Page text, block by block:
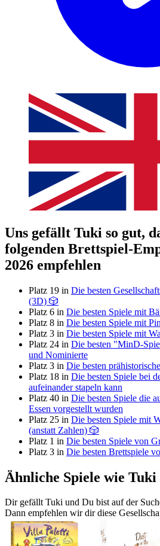
Uns gefällt Tuki so gut,
folgenden Brettspiel-
2026 empfehlen
Platz 19 in Die besten
(3D) 🎲
Platz 6 in Die besten Spiele mit
Platz 8 in Die besten Spiele mit
Platz 3 in Die besten Spiele mit
Platz 24 in Die besten "MinD-
und Nominierte
Platz 3 in Die besten
Platz 18 in Die besten Spiele bei
aufeinander stapeln kann
Platz 40 in Die besten Spiele die
Essen vorgestellt wurden
Platz 25 in Die besten Spiele mit
(anstatt Zahlen) 🎲
Platz 1 in Die besten Spiele von
Platz 3 in Die besten Brettspiele
Ähnliche Spiele wie Tuki
Dir gefällt Tuki und Du bist auf der
Dann empfehlen wir dir diese